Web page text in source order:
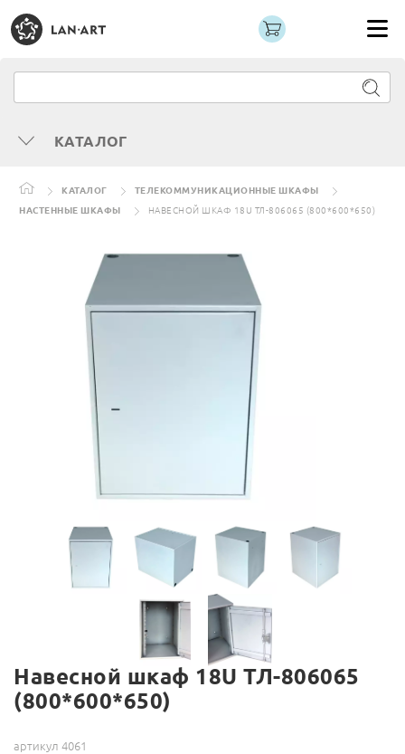
КАТАЛОГ
КАТАЛОГ
ТЕЛЕКОММУНИКАЦИОННЫЕ ШКАФЫ
НАСТЕННЫЕ ШКАФЫ
НАВЕСНОЙ ШКАФ 18U ТЛ-806065 (800*600*650)
Навесной шкаф 18U ТЛ-806065
(800*600*650)
артикул 4061